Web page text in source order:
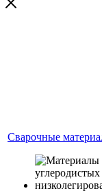
Сварочные